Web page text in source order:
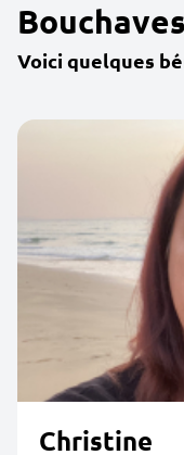
Voici quelques
Christine